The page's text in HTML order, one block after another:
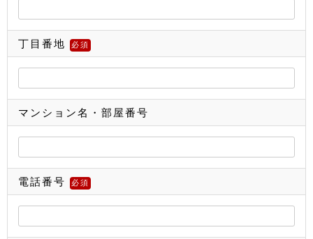
丁目番地 必須
マンション名・部屋番号
電話番号 必須